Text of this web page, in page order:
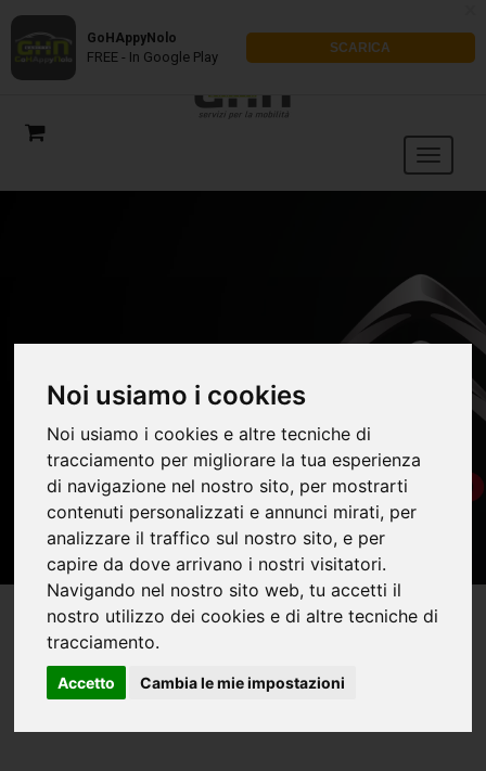
Noi usiamo i cookies
Noi usiamo i cookies e altre tecniche di
tracciamento per migliorare la tua esperienza
di navigazione nel nostro sito, per mostrarti
contenuti personalizzati e annunci mirati, per
analizzare il traffico sul nostro sito, e per
capire da dove arrivano i nostri visitatori.
Navigando nel nostro sito web, tu accetti il
nostro utilizzo dei cookies e di altre tecniche di
tracciamento.
Accetto Cambia le mie impostazioni
GoHAppyNolo
FREE - In Google Play
SCARICA
Ordina per